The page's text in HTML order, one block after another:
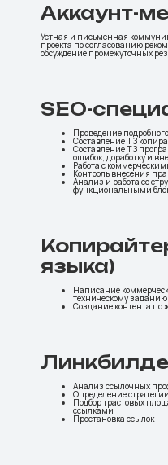
Аккаунт-
Устная и письменная
проекта по согласованию
обсуждение промежуточных
SEO-
Проведение
Составление ТЗ
Составление ТЗ
ошибок, доработку и
Работа с
Контроль внесения
Анализ и работа со
функциональными
языка)
Написание
техническому
Создание контента по
Анализ ссылочных
Определение
Подбор трастовых
ссылками
Простановка ссылок